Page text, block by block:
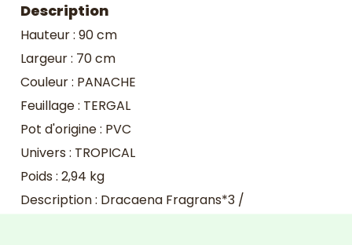
Description
Hauteur : 90 cm
Largeur : 70 cm
Couleur : PANACHE
Feuillage : TERGAL
Pot d'origine : PVC
Univers : TROPICAL
Poids : 2,94 kg
Description : Dracaena Fragrans*3 /